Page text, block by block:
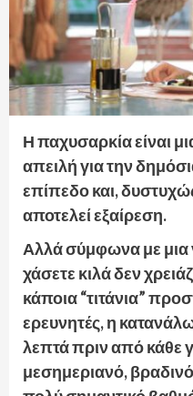
Η παχυσαρκία είναι
απειλή για την
επίπεδο και,
αποτελεί εξαίρεση.
Αλλά σύμφωνα με μια
χάσετε κιλά δεν
κάποια “τιτάνια”
ερευνητές, η
λεπτά πριν από κάθε
μεσημεριανό,